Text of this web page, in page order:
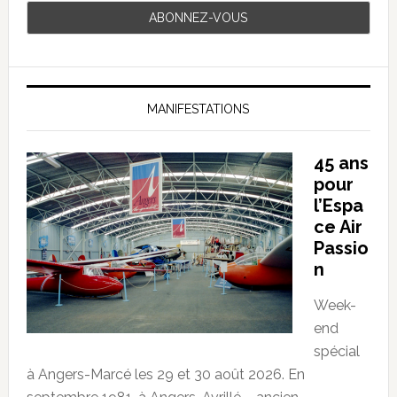
MANIFESTATIONS
45 ans
pour
l’Espa
ce Air
Passio
n
Week-
end
spécial
à Angers-Marcé les 29 et 30 août 2026. En